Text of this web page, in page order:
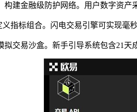
建金融级防护网络。用户数字资产
指标组合。闪电交易引擎可实现毫
交易沙盒。新手引导系统包含21天